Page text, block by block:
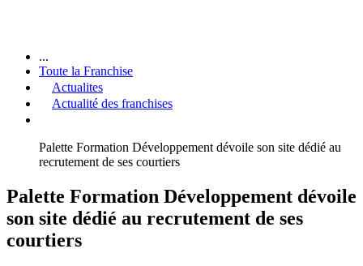
...
Toute la Franchise
Actualites
Actualité des franchises
Palette Formation Développement dévoile son site dédié au
recrutement de ses courtiers
Palette Formation Développement dévoile
son site dédié au recrutement de ses
courtiers